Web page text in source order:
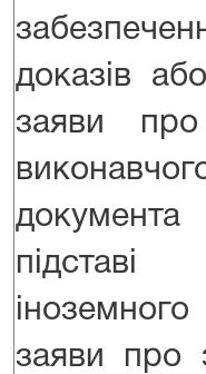
доказів
заяви
підставі
заяви про